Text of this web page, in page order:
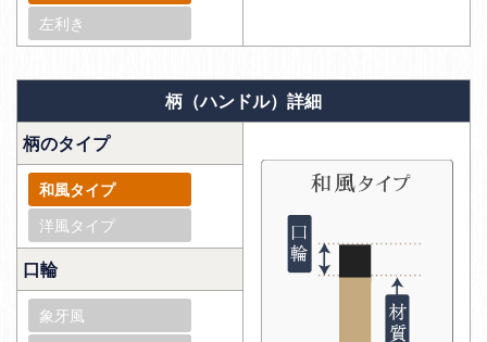
左利き
柄（ハンドル）詳細
柄のタイプ
和風タイプ
洋風タイプ
口輪
象牙風